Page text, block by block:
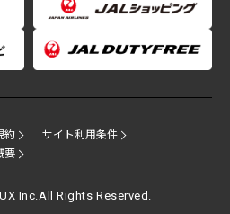
約
サイト利用条件
要
Inc.All Rights Reserved.